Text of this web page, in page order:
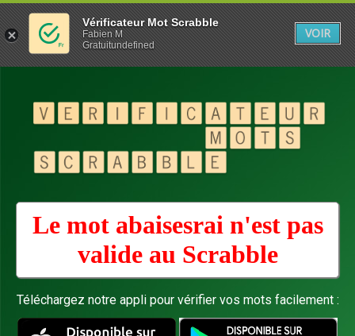
Le mot abaisesrai n'est pas
valide au Scrabble
Téléchargez notre appli pour vérifier vos mots facilement :
Vérificateur Mot Scrabble
Fabien M
Gratuitundefined
VOIR